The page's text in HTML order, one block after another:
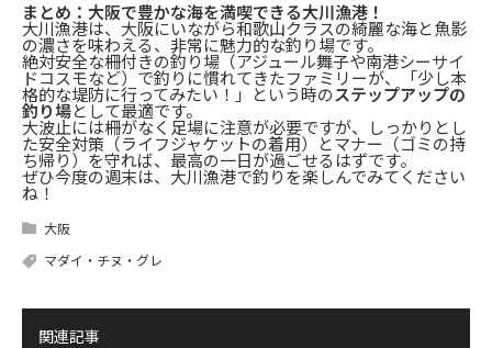
まとめ：大阪で豊かな海を満喫できる大川漁港！
大川漁港は、大阪にいながら和歌山クラスの綺麗な海と魚影
の濃さを味わえる、非常に魅力的な釣り場です。
絶対安全な柵付きの釣り場（アジュール舞子や南港シーサイ
ドコスモなど）で釣りに慣れてきたファミリーが、「少し本
格的な堤防に行ってみたい！」という時のステップアップの
釣り場として最適です。
大波止には柵がなく足場に注意が必要ですが、しっかりとし
た安全対策（ライフジャケットの着用）とマナー（ゴミの持
ち帰り）を守れば、最高の一日が過ごせるはずです。
ぜひ今度の週末は、大川漁港で釣りを楽しんでみてください
ね！
大阪
マダイ・チヌ・グレ
関連記事